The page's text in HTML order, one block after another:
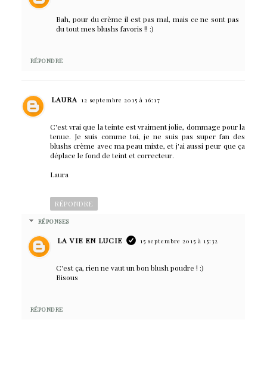
Bah, pour du crème il est pas mal, mais ce ne sont pas
du tout mes blushs favoris !! :)
RÉPONDRE
LAURA 12 septembre 2015 à 16:17
C'est vrai que la teinte est vraiment jolie, dommage pour la
tenue. Je suis comme toi, je ne suis pas super fan des
blushs crème avec ma peau mixte, et j'ai aussi peur que ça
déplace le fond de teint et correcteur.
Laura
RÉPONDRE
RÉPONSES
LA VIE EN LUCIE 15 septembre 2015 à 15:32
C'est ça, rien ne vaut un bon blush poudre ! :)
Bisous
RÉPONDRE